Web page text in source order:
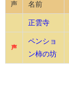
声 名前
正雲寺
声
ペンショ
ン柿の坊